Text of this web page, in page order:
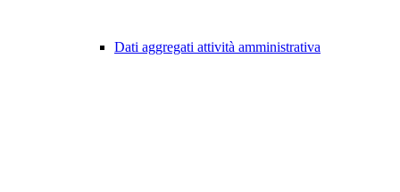
Dati aggregati attività amministrativa